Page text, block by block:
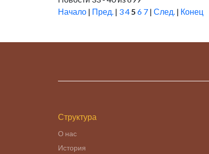
Начало | Пред. | 345 6 7 | След. | Конец
Структура
О нас
История